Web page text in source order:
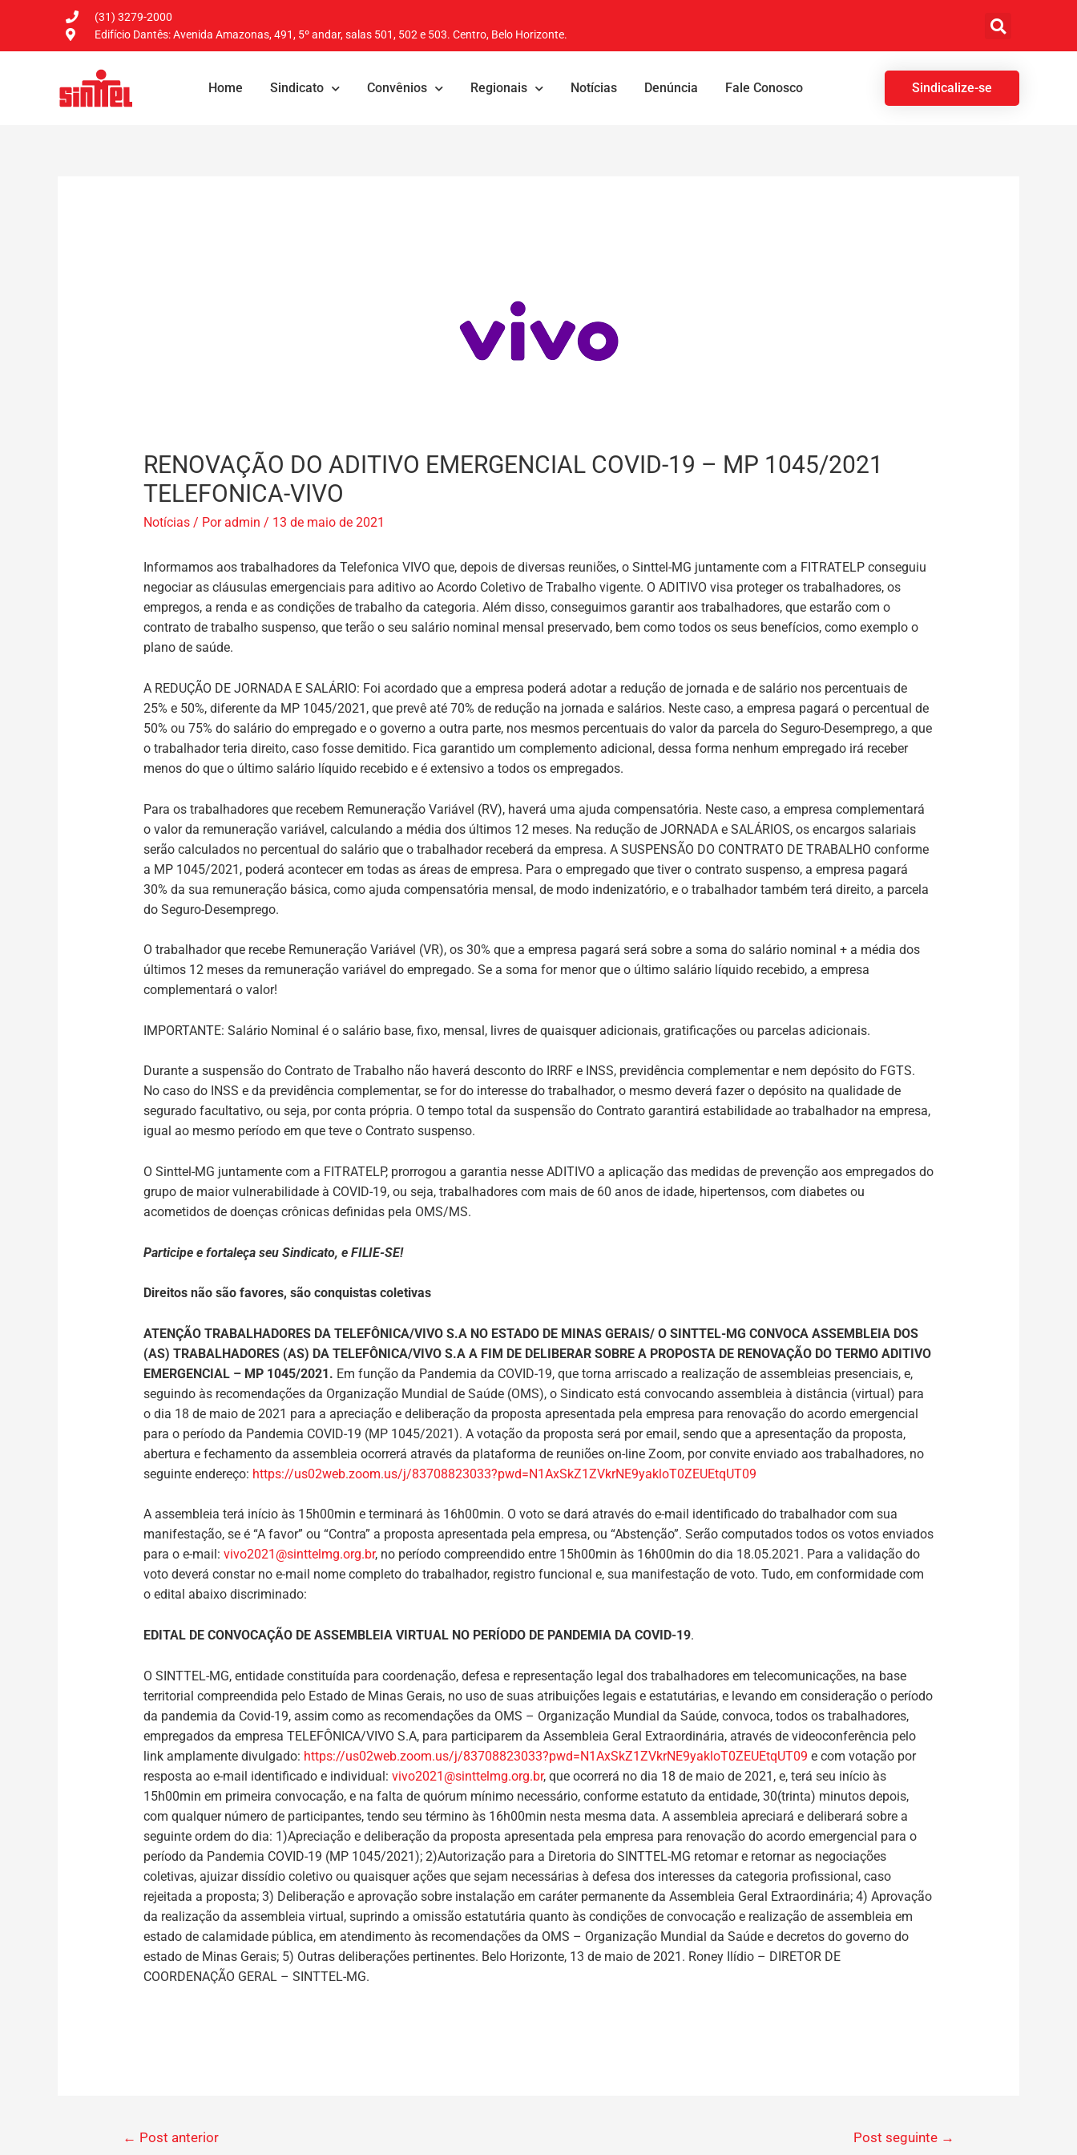
(31) 3279-2000
Edifício Dantês: Avenida Amazonas, 491, 5º andar, salas 501, 502 e 503. Centro, Belo Horizonte.
Home Sindicato Convênios Regionais Notícias Denúncia Fale Conosco Sindicalize-se
RENOVAÇÃO DO ADITIVO EMERGENCIAL COVID-19 – MP 1045/2021
TELEFONICA-VIVO
Notícias/ Poradmin / 13 de maio de 2021
Informamos aos trabalhadores da Telefonica VIVO que, depois de diversas reuniões, o Sinttel-MG juntamente com a FITRATELP conseguiu
negociar as cláusulas emergenciais para aditivo ao Acordo Coletivo de Trabalho vigente. O ADITIVO visa proteger os trabalhadores, os
empregos, a renda e as condições de trabalho da categoria. Além disso, conseguimos garantir aos trabalhadores, que estarão com o
contrato de trabalho suspenso, que terão o seu salário nominal mensal preservado, bem como todos os seus benefícios, como exemplo o
plano de saúde.
A REDUÇÃO DE JORNADA E SALÁRIO: Foi acordado que a empresa poderá adotar a redução de jornada e de salário nos percentuais de
25% e 50%, diferente da MP 1045/2021, que prevê até 70% de redução na jornada e salários. Neste caso, a empresa pagará o percentual de
50% ou 75% do salário do empregado e o governo a outra parte, nos mesmos percentuais do valor da parcela do Seguro-Desemprego, a que
o trabalhador teria direito, caso fosse demitido. Fica garantido um complemento adicional, dessa forma nenhum empregado irá receber
menos do que o último salário líquido recebido e é extensivo a todos os empregados.
Para os trabalhadores que recebem Remuneração Variável (RV),haverá uma ajuda compensatória. Neste caso, a empresa complementará
o valor da remuneração variável, calculando a média dos últimos 12 meses. Na redução de JORNADA e SALÁRIOS, os encargos salariais
serão calculados no percentual do salário que o trabalhador receberá da empresa. A SUSPENSÃO DO CONTRATO DE TRABALHO conforme
a MP 1045/2021, poderá acontecer em todas as áreas de empresa. Para o empregado que tiver o contrato suspenso, a empresa pagará
30% da sua remuneração básica, como ajuda compensatória mensal, de modo indenizatório, e o trabalhador também terá direito, a parcela
do Seguro-Desemprego.
O trabalhador que recebe Remuneração Variável (VR), os 30% que a empresa pagará será sobre a soma do salário nominal + a média dos
últimos 12 meses da remuneração variável do empregado. Se a soma for menor que o último salário líquido recebido, a empresa
complementará o valor!
IMPORTANTE: Salário Nominal é o salário base, fixo, mensal, livres de quaisquer adicionais, gratificações ou parcelas adicionais.
Durante a suspensão do Contrato de Trabalho não haverá desconto do IRRF e INSS, previdência complementar e nem depósito do FGTS.
No caso do INSS e da previdência complementar, se for do interesse do trabalhador, o mesmo deverá fazer o depósito na qualidade de
segurado facultativo, ou seja, por conta própria. O tempo total da suspensão do Contrato garantirá estabilidade ao trabalhador na empresa,
igual ao mesmo período em que teve o Contrato suspenso.
O Sinttel-MG juntamente com a FITRATELP, prorrogou a garantia nesse ADITIVO a aplicação das medidas de prevenção aos empregados do
grupo de maior vulnerabilidade à COVID-19, ou seja, trabalhadores com mais de 60 anos de idade, hipertensos, com diabetes ou
acometidos de doenças crônicas definidas pela OMS/MS.
Participe e fortaleça seu Sindicato, e FILIE-SE!
Direitos não são favores, são conquistas coletivas
ATENÇÃO TRABALHADORES DA TELEFÔNICA/VIVO S.A NO ESTADO DE MINAS GERAIS/ O SINTTEL-MG CONVOCA ASSEMBLEIA DOS
(AS) TRABALHADORES (AS) DA TELEFÔNICA/VIVO S.A A FIM DE DELIBERAR SOBRE A PROPOSTA DE RENOVAÇÃO DO TERMO ADITIVO
EMERGENCIAL – MP 1045/2021. Em função da Pandemia da COVID-19, que torna arriscado a realização de assembleias presenciais, e,
seguindo às recomendações da Organização Mundial de Saúde (OMS), o Sindicato está convocando assembleia à distância (virtual) para
o dia 18 de maio de 2021 para a apreciação e deliberação da proposta apresentada pela empresa para renovação do acordo emergencial
para o período da Pandemia COVID-19 (MP 1045/2021). A votação da proposta será por email, sendo que a apresentação da proposta,
abertura e fechamento da assembleia ocorrerá através da plataforma de reuniões on-line Zoom, por convite enviado aos trabalhadores, no
seguinte endereço: https://us02web.zoom.us/j/83708823033?pwd=N1AxSkZ1ZVkrNE9yakloT0ZEUEtqUT09
A assembleia terá início às 15h00min e terminará às 16h00min. O voto se dará através do e-mail identificado do trabalhador com sua
manifestação, se é “A favor” ou “Contra” a proposta apresentada pela empresa, ou “Abstenção”. Serão computados todos os votos enviados
para o e-mail: vivo2021@sinttelmg.org.br, no período compreendido entre 15h00min às 16h00min do dia 18.05.2021. Para a validação do
voto deverá constar no e-mail nome completo do trabalhador, registro funcional e, sua manifestação de voto. Tudo, em conformidade com
o edital abaixo discriminado:
EDITAL DE CONVOCAÇÃO DE ASSEMBLEIA VIRTUAL NO PERÍODO DE PANDEMIA DA COVID-19.
O SINTTEL-MG,entidade constituída para coordenação, defesa e representação legal dos trabalhadores em telecomunicações, na base
territorial compreendida pelo Estado de Minas Gerais, no uso de suas atribuições legais e estatutárias, e levando em consideração o período
da pandemia da Covid-19, assim como as recomendações da OMS – Organização Mundial da Saúde, convoca, todos os trabalhadores,
empregados da empresa TELEFÔNICA/VIVO S.A, para participarem da Assembleia Geral Extraordinária, através de videoconferência pelo
link amplamente divulgado: https://us02web.zoom.us/j/83708823033?pwd=N1AxSkZ1ZVkrNE9yakloT0ZEUEtqUT09 e com votação por
resposta ao e-mail identificado e individual: vivo2021@sinttelmg.org.br, que ocorrerá no dia 18 de maio de 2021 , e, terá seu início às
15h00min em primeira convocação, e na falta de quórum mínimo necessário, conforme estatuto da entidade, 30(trinta) minutos depois,
com qualquer número de participantes, tendo seu término às 16h00min nesta mesma data. A assembleia apreciará e deliberará sobre a
seguinte ordem do dia: 1)Apreciação e deliberação da proposta apresentada pela empresa para renovação do acordo emergencial para o
período da Pandemia COVID-19 (MP 1045/2021); 2)Autorização para a Diretoria do SINTTEL-MG retomar e retornar as negociações
coletivas, ajuizar dissídio coletivo ou quaisquer ações que sejam necessárias à defesa dos interesses da categoria profissional, caso
rejeitada a proposta; 3) Deliberação e aprovação sobre instalação em caráter permanente da Assembleia Geral Extraordinária; 4) Aprovação
da realização da assembleia virtual, suprindo a omissão estatutária quanto às condições de convocação e realização de assembleia em
estado de calamidade pública, em atendimento às recomendações da OMS – Organização Mundial da Saúde e decretos do governo do
estado de Minas Gerais; 5) Outras deliberações pertinentes. Belo Horizonte, 13 de maio de 2021. Roney Ilídio – DIRETOR DE
COORDENAÇÃO GERAL – SINTTEL-MG.
← Post anterior Post seguinte →